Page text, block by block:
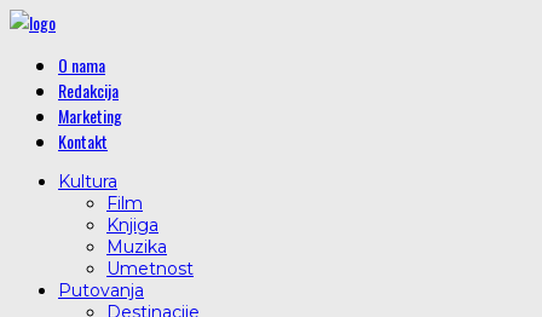
O nama
Redakcija
Marketing
Kontakt
Kultura
Film
Knjiga
Muzika
Umetnost
Putovanja
Destinacije